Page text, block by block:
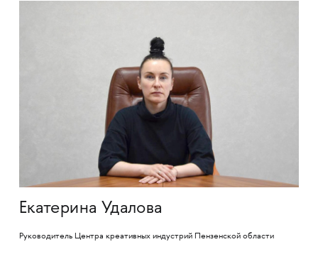
Екатерина Удалова
Руководитель Центра креативных индустрий Пензенской области